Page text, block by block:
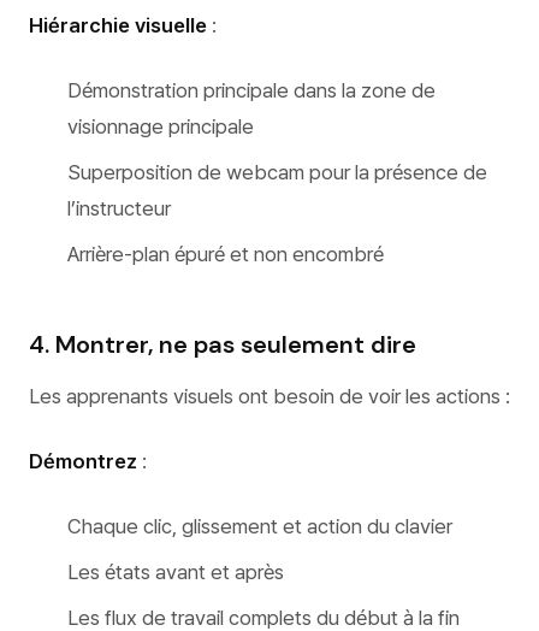
Hiérarchie visuelle :
Démonstration principale dans la zone de
visionnage principale
Superposition de webcam pour la présence de
l’instructeur
Arrière-plan épuré et non encombré
4. Montrer, ne pas seulement dire
Les apprenants visuels ont besoin de voir les actions :
Démontrez :
Chaque clic, glissement et action du clavier
Les états avant et après
Les flux de travail complets du début à la fin